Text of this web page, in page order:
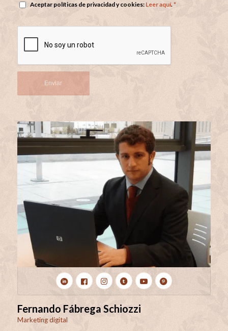
Aceptar políticas de privacidad y cookies: Leer aquí.*
Fernando Fábrega Schiozzi
Marketing digital